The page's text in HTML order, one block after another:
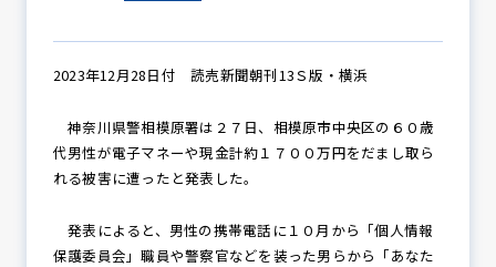
防犯パトロール
防犯セミナー
防犯対策情報
2023年12月28日付 読売新聞朝刊13Ｓ版・横浜
神奈川県警相模原署は２７日、相模原市中央区の６０歳
代男性が電子マネーや現金計約１７００万円をだまし取ら
れる被害に遭ったと発表した。
発表によると、男性の携帯電話に１０月から「個人情報
保護委員会」職員や警察官などを装った男らから「あなた